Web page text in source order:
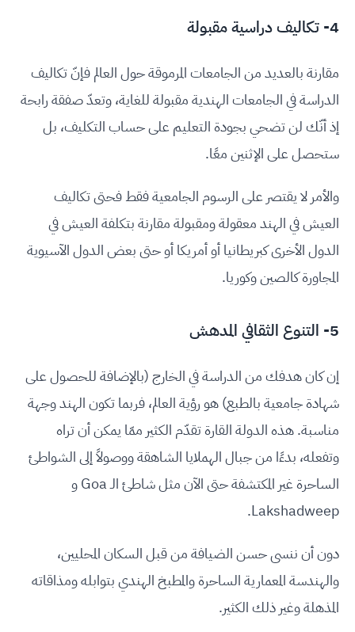
4- تكاليف دراسية مقبولة
مقارنة بالعديد من الجامعات المرموقة حول العالم فإنّ تكاليف
الدراسة في الجامعات الهندية مقبولة للغاية، وتعدّ صفقة رابحة
إذ أنّك لن تضحي بجودة التعليم على حساب التكليف، بل
ستحصل على الإثنين معًا.
والأمر لا يقتصر على الرسوم الجامعية فقط فحتى تكاليف
العيش في الهند معقولة ومقبولة مقارنة بتكلفة العيش في
الدول الأخرى كبريطانيا أو أمريكا أو حتى بعض الدول الآسيوية
المجاورة كالصين وكوريا.
5- التنوع الثقافي المدهش
إن كان هدفك من الدراسة في الخارج (بالإضافة للحصول على
شهادة جامعية بالطبع) هو رؤية العالم، فربما تكون الهند وجهة
مناسبة. هذه الدولة القارة تقدّم الكثير ممّا يمكن أن تراه
وتفعله، بدءًا من جبال الهملايا الشاهقة ووصولاً إلى الشواطئ
الساحرة غير المكتشفة حتى الآن مثل شاطئ الـ Goa و
Lakshadweep.
دون أن ننسى حسن الضيافة من قبل السكان المحليين،
والهندسة المعمارية الساحرة والمطبخ الهندي بتوابله ومذاقاته
المذهلة وغير ذلك الكثير.